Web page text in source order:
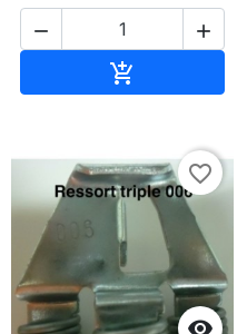
 


favorite_border